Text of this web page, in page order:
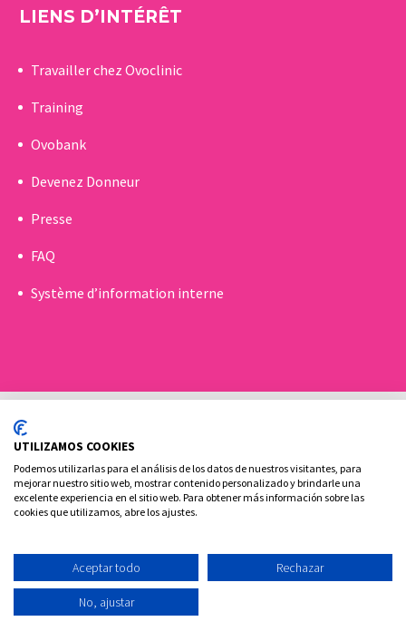
LIENS D’INTÉRÊT
Travailler chez Ovoclinic
Training
Ovobank
Devenez Donneur
Presse
FAQ
Système d’information interne
Politique de Cookies
Politique de confidentialité
Ovoclinic ©2026
UTILIZAMOS COOKIES
Podemos utilizarlas para el análisis de los datos de nuestros visitantes, para
mejorar nuestro sitio web, mostrar contenido personalizado y brindarle una
excelente experiencia en el sitio web. Para obtener más información sobre las
cookies que utilizamos, abre los ajustes.
Aceptar todo Rechazar
No, ajustar